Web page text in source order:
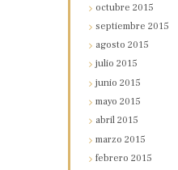
octubre2015
septiembre2015
agosto2015
julio2015
junio2015
mayo2015
abril2015
marzo2015
febrero2015